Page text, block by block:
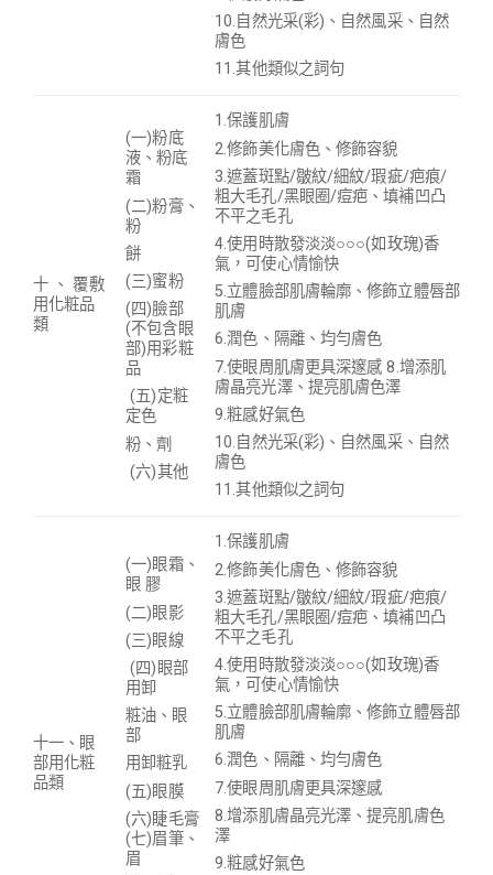
10.自然光采(彩)、自然風采、自然
膚色
11.其他類似之詞句
十 、 覆敷
用化粧品
類
(一)粉底
液、粉底
霜
(二)粉膏、
粉
餅
(三)蜜粉
(四)臉部
(不包含眼
部)用彩粧
品
(五)定粧
定色
粉、劑
(六)其他
1.保護肌膚
2.修飾美化膚色、修飾容貌
3.遮蓋斑點/皺紋/細紋/瑕疵/疤痕/
粗大毛孔/黑眼圈/痘疤、填補凹凸
不平之毛孔
4.使用時散發淡淡○○○(如玫瑰)香
氣，可使心情愉快
5.立體臉部肌膚輪廓、修飾立體唇部
肌膚
6.潤色、隔離、均勻膚色
7.使眼周肌膚更具深邃感 8.增添肌
膚晶亮光澤、提亮肌膚色澤
9.粧感好氣色
10.自然光采(彩)、自然風采、自然
膚色
11.其他類似之詞句
十一、眼
部用化粧
品類
(一)眼霜、
眼 膠
(二)眼影
(三)眼線
(四)眼部
用卸
粧油、眼
部
用卸粧乳
(五)眼膜
(六)睫毛膏
(七)眉筆、
眉
1.保護肌膚
2.修飾美化膚色、修飾容貌
3.遮蓋斑點/皺紋/細紋/瑕疵/疤痕/
粗大毛孔/黑眼圈/痘疤、填補凹凸
不平之毛孔
4.使用時散發淡淡○○○(如玫瑰)香
氣，可使心情愉快
5.立體臉部肌膚輪廓、修飾立體唇部
肌膚
6.潤色、隔離、均勻膚色
7.使眼周肌膚更具深邃感
8.增添肌膚晶亮光澤、提亮肌膚色
澤
9.粧感好氣色